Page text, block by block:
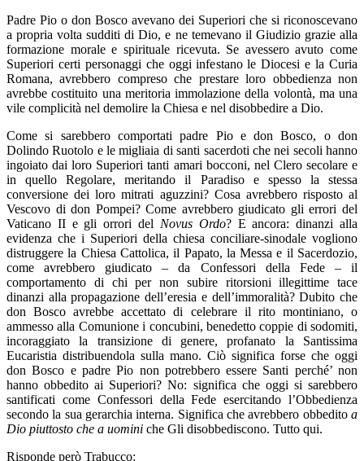
Padre Pio o don Bosco avevano dei Superiori che si riconoscevano
a propria volta sudditi di Dio, e ne temevano il Giudizio grazie alla
formazione morale e spirituale ricevuta. Se avessero avuto come
Superiori certi personaggi che oggi infestano le Diocesi e la Curia
Romana, avrebbero compreso che prestare loro obbedienza non
avrebbe costituito una meritoria immolazione della volontà, ma una
vile complicità nel demolire la Chiesa e nel disobbedire a Dio.
Come si sarebbero comportati padre Pio e don Bosco, o don
Dolindo Ruotolo e le migliaia di santi sacerdoti che nei secoli hanno
ingoiato dai loro Superiori tanti amari bocconi, nel Clero secolare e
in quello Regolare, meritando il Paradiso e spesso la stessa
conversione dei loro mitrati aguzzini? Cosa avrebbero risposto al
Vescovo di don Pompei? Come avrebbero giudicato gli errori del
Vaticano II e gli orrori del Novus Ordo? E ancora: dinanzi alla
evidenza che i Superiori della chiesa conciliare-sinodale vogliono
distruggere la Chiesa Cattolica, il Papato, la Messa e il Sacerdozio,
come avrebbero giudicato – da Confessori della Fede – il
comportamento di chi per non subire ritorsioni illegittime tace
dinanzi alla propagazione dell’eresia e dell’immoralità? Dubito che
don Bosco avrebbe accettato di celebrare il rito montiniano, o
ammesso alla Comunione i concubini, benedetto coppie di sodomiti,
incoraggiato la transizione di genere, profanato la Santissima
Eucaristia distribuendola sulla mano. Ciò significa forse che oggi
don Bosco e padre Pio non potrebbero essere Santi perché’ non
hanno obbedito ai Superiori? No: significa che oggi si sarebbero
santificati come Confessori della Fede esercitando l’Obbedienza
secondo la sua gerarchia interna. Significa che avrebbero obbedito a
Dio piuttosto che a uomini che Gli disobbediscono. Tutto qui.
Risponde però Trabucco: